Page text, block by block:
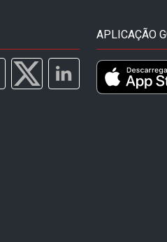
APLICAÇÃO